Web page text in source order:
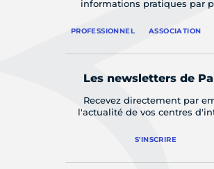
informations pratiques par
PROFESSIONNEL ASSOCIATION
Les newsletters de
Recevez directement par
l'actualité de vos centres
S'INSCRIRE